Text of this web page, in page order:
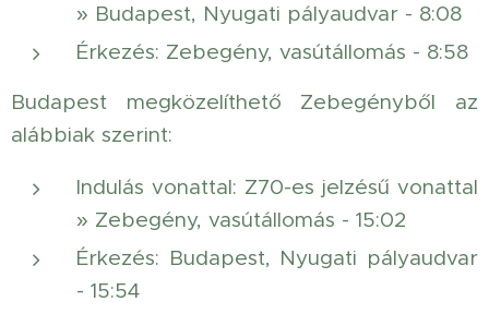
» Budapest, Nyugati pályaudvar - 8:08
Érkezés: Zebegény, vasútállomás - 8:58
Budapest megközelíthető Zebegényből az
alábbiak szerint:
Indulás vonattal: Z70-es jelzésű vonattal
» Zebegény, vasútállomás - 15:02
Érkezés: Budapest, Nyugati pályaudvar
- 15:54